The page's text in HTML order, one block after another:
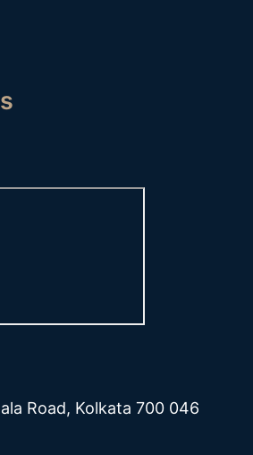
Road, Kolkata 700 046